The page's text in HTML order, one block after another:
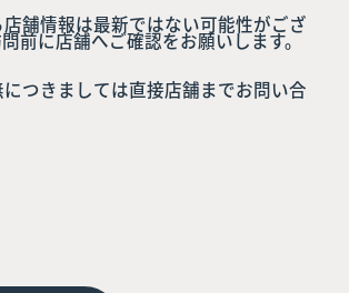
舗情報は最新ではない可能性がござ
前に店舗へご確認をお願いします。
つきましては直接店舗までお問い合